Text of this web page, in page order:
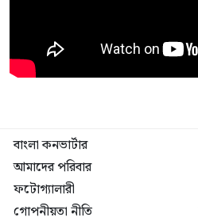
বাংলা কনভার্টার
আমাদের পরিবার
ফটোগ্যালারী
গোপনীয়তা নীতি